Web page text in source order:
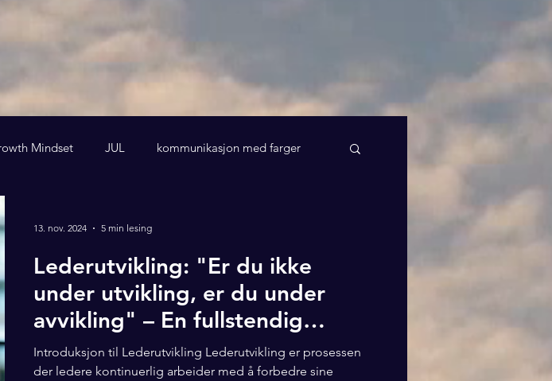
Mindset JUL kommunikasjon med farger
Lederutvikling: "Er du ikke
under utvikling, er du under
avvikling" – En fullstendig
guide
Introduksjon til Lederutvikling Lederutvikling er prosessen
der ledere kontinuerlig arbeider med å forbedre sine
13. nov. 2024 5 min lesing